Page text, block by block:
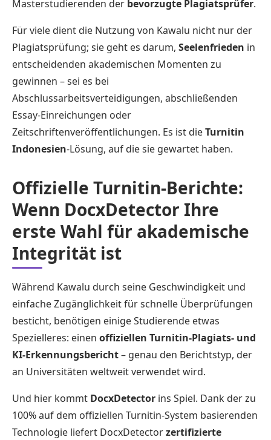
Masterstudierenden der bevorzugte Plagiatsprüfer.
Für viele dient die Nutzung von Kawalu nicht nur der
Plagiatsprüfung; sie geht es darum, Seelenfrieden in
entscheidenden akademischen Momenten zu
gewinnen – sei es bei
Abschlussarbeitsverteidigungen, abschließenden
Essay-Einreichungen oder
Zeitschriftenveröffentlichungen. Es ist dieTurnitin
Indonesien-Lösung, auf die sie gewartet haben.
Offizielle Turnitin-Berichte:
Wenn DocxDetector Ihre
erste Wahl für akademische
Integrität ist
Während Kawalu durch seine Geschwindigkeit und
einfache Zugänglichkeit für schnelle Überprüfungen
besticht, benötigen einige Studierende etwas
Spezielleres: einen offiziellen Turnitin-Plagiats- und
KI-Erkennungsbericht– genau den Berichtstyp, der
an Universitäten weltweit verwendet wird.
Und hier kommt DocxDetector ins Spiel. Dank der zu
100% auf dem offiziellen Turnitin-System basierenden
Technologie liefert DocxDetectorzertifizierte